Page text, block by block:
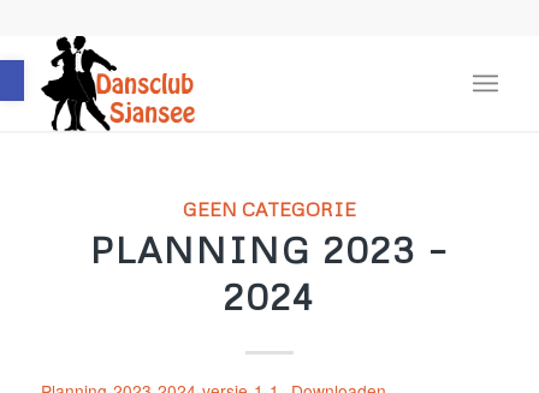
Toolbar openen
GEEN CATEGORIE
PLANNING 2023 –
2024